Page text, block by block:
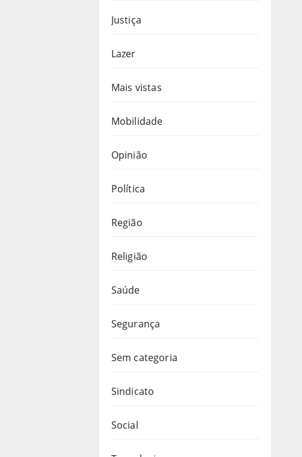
Justiça
Lazer
Mais vistas
Mobilidade
Opinião
Política
Região
Religião
Saúde
Segurança
Sem categoria
Sindicato
Social